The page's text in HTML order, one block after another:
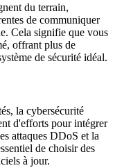
du terrain,
de communiquer
Cela signifie que vous
offrant plus de
de sécurité idéal.
la cybersécurité
d'efforts pour intégrer
attaques DDoS et la
de choisir des
à jour.